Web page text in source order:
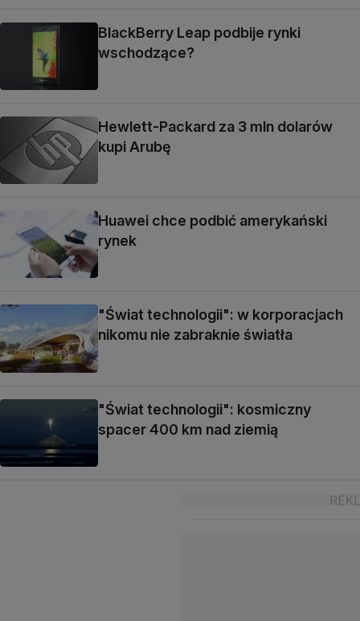
BlackBerry Leap podbije rynki
wschodzące?
Hewlett-Packard za 3 mln dolarów
kupi Arubę
Huawei chce podbić amerykański
rynek
"Świat technologii": w korporacjach
nikomu nie zabraknie światła
"Świat technologii": kosmiczny
spacer 400 km nad ziemią